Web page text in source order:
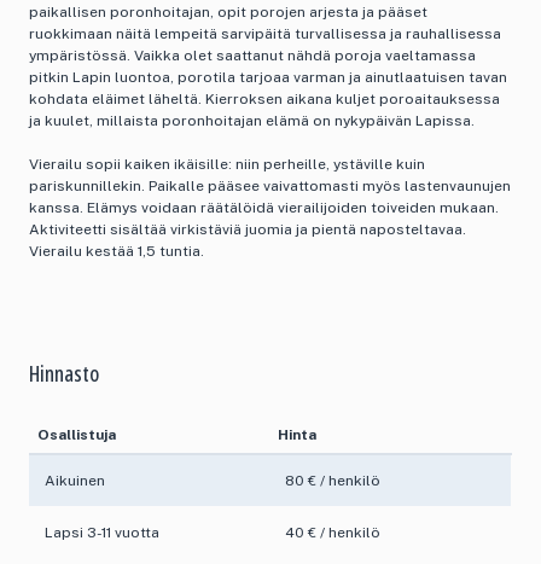
paikallisen poronhoitajan, opit porojen arjesta ja pääset
ruokkimaan näitä lempeitä sarvipäitä turvallisessa ja rauhallisessa
ympäristössä. Vaikka olet saattanut nähdä poroja vaeltamassa
pitkin Lapin luontoa, porotila tarjoaa varman ja ainutlaatuisen tavan
kohdata eläimet läheltä. Kierroksen aikana kuljet poroaitauksessa
ja kuulet, millaista poronhoitajan elämä on nykypäivän Lapissa.
Vierailu sopii kaiken ikäisille: niin perheille, ystäville kuin
pariskunnillekin. Paikalle pääsee vaivattomasti myös lastenvaunujen
kanssa. Elämys voidaan räätälöidä vierailijoiden toiveiden mukaan.
Aktiviteetti sisältää virkistäviä juomia ja pientä naposteltavaa.
Vierailu kestää 1,5 tuntia.
Hinnasto
Osallistuja Hinta
Aikuinen 80 € / henkilö
Lapsi 3-11 vuotta 40 € / henkilö